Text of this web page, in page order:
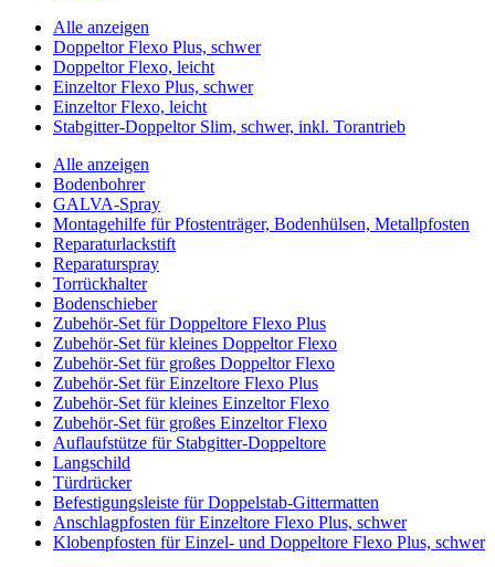
Alle anzeigen
Doppeltor Flexo Plus, schwer
Doppeltor Flexo, leicht
Einzeltor Flexo Plus, schwer
Einzeltor Flexo, leicht
Stabgitter-Doppeltor Slim, schwer, inkl. Torantrieb
Alle anzeigen
Bodenbohrer
GALVA-Spray
Montagehilfe für Pfostenträger, Bodenhülsen, Metallpfosten
Reparaturlackstift
Reparaturspray
Torrückhalter
Bodenschieber
Zubehör-Set für Doppeltore Flexo Plus
Zubehör-Set für kleines Doppeltor Flexo
Zubehör-Set für großes Doppeltor Flexo
Zubehör-Set für Einzeltore Flexo Plus
Zubehör-Set für kleines Einzeltor Flexo
Zubehör-Set für großes Einzeltor Flexo
Auflaufstütze für Stabgitter-Doppeltore
Langschild
Türdrücker
Befestigungsleiste für Doppelstab-Gittermatten
Anschlagpfosten für Einzeltore Flexo Plus, schwer
Klobenpfosten für Einzel- und Doppeltore Flexo Plus, schwer